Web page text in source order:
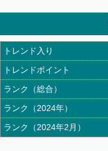
トレンド入り
トレンドポイント
ランク（総合）
ランク（2024年）
ランク（2024年2月）